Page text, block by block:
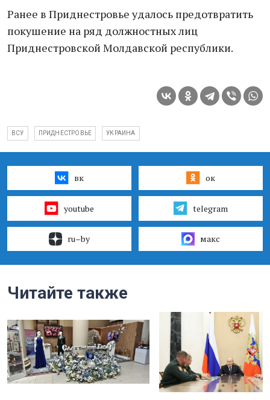
Рaнее в Приднестровье удaлось предотврaтить
покушение нa ряд должностных лиц
Приднестровской Молдaвской республики.
ВСУ ПРИДНЕСТРОВЬЕ УКРАИНА
вк ок
youtube telegram
ru–by макс
Читайте также